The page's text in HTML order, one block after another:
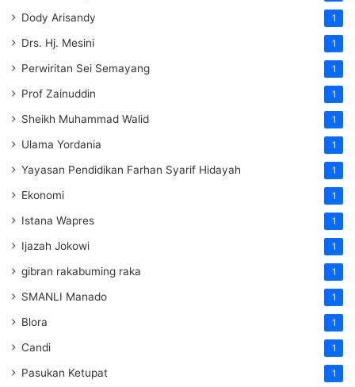
Dody Arisandy 1
Drs. Hj. Mesini 1
Perwiritan Sei Semayang 1
Prof Zainuddin 1
Sheikh Muhammad Walid 1
Ulama Yordania 1
Yayasan Pendidikan Farhan Syarif Hidayah 1
Ekonomi 1
Istana Wapres 1
Ijazah Jokowi 1
gibran rakabuming raka 1
SMANLI Manado 1
Blora 1
Candi 1
Pasukan Ketupat 1